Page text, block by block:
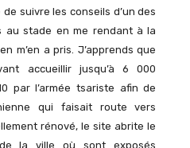
suivre les conseils d’un des
au stade en me rendant à la
m’en a pris. J’apprends que
accueillir jusqu’à 6 000
par l’armée tsariste afin de
qui faisait route vers
rénové, le site abrite le
la ville où sont exposés